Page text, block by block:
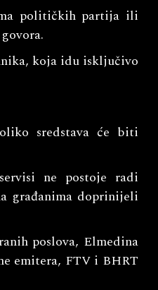
političkih partija ili
koja idu isključivo
sredstava će biti
ne postoje radi
građanima doprinijeli
poslova, Elmedina
emitera, FTV i BHRT